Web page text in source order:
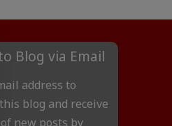
Blog via Email
address to
blog and receive